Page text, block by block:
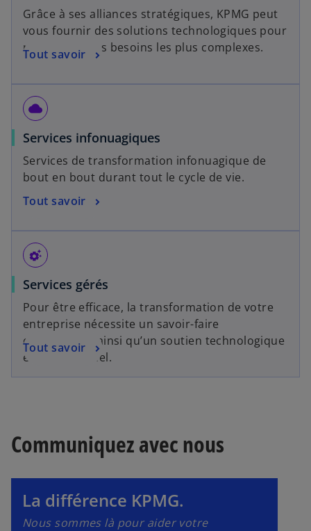
Grâce à ses alliances stratégiques, KPMG peut
vous fournir des solutions technologiques pour
répondre à vos besoins les plus complexes.
Tout savoir
cloud
Services infonuagiques
Services de transformation infonuagique de
bout en bout durant tout le cycle de vie.
Tout savoir
settings_suggest
Services gérés
Pour être efficace, la transformation de votre
entreprise nécessite un savoir-faire
exceptionnel ainsi qu’un soutien technologique
et opérationnel.
Tout savoir
Communiquez avec nous
La différence KPMG.
Nous sommes là pour aider votre
r
a
n